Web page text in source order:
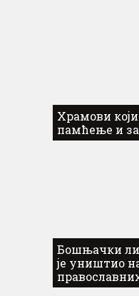
Храмови који
памћење и
Бошњачки
је уништио